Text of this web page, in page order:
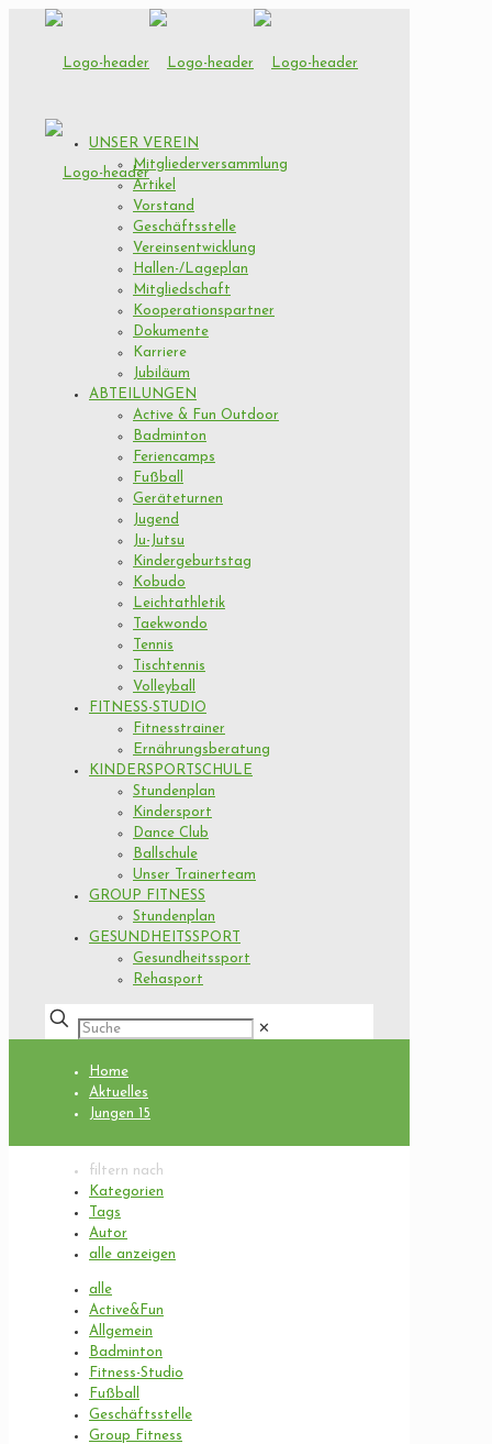
UNSER VEREIN
Mitgliederversammlung
Artikel
Vorstand
Geschäftsstelle
Vereinsentwicklung
Hallen-/Lageplan
Mitgliedschaft
Kooperationspartner
Dokumente
Karriere
Jubiläum
ABTEILUNGEN
Active & Fun Outdoor
Badminton
Feriencamps
Fußball
Geräteturnen
Jugend
Ju-Jutsu
Kindergeburtstag
Kobudo
Leichtathletik
Taekwondo
Tennis
Tischtennis
Volleyball
FITNESS-STUDIO
Fitnesstrainer
Ernährungsberatung
KINDERSPORTSCHULE
Stundenplan
Kindersport
Dance Club
Ballschule
Unser Trainerteam
GROUP FITNESS
Stundenplan
GESUNDHEITSSPORT
Gesundheitssport
Rehasport
✕
Home
Aktuelles
Jungen 15
filtern nach
Kategorien
Tags
Autor
alle anzeigen
alle
Active&Fun
Allgemein
Badminton
Fitness-Studio
Fußball
Geschäftsstelle
Group Fitness